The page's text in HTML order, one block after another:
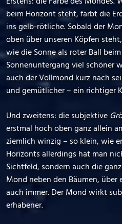
beim Horizont steht, färbt die
ins gelb-rötliche. Sobald der
oben über unseren Köpfen
wie die Sonne als roter Ball
Sonnenuntergang viel schöner
auch der Vollmond kurz nach
und gemütlicher – ein richtiger
Und zweitens: die subjektive
erstmal hoch oben ganz allein
ziemlich winzig – so klein, wie
Horizonts allerdings hat man
Sichtfeld, sondern auch die
Mond neben den Bäumen, über
auch immer. Der Mond wirkt
erhabener.